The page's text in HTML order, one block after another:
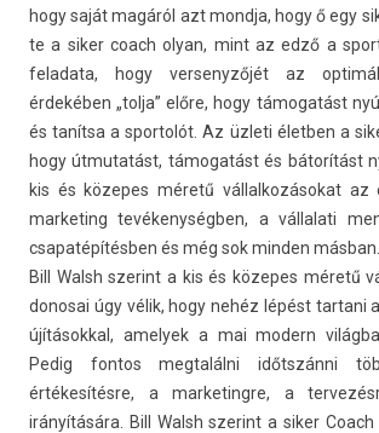
hogy saját magáról azt mondja, hogy ő egy
te a siker coach olyan, mint az edző a
feladata, hogy ver­senyzőjét az
érdekében „tolja” előre, hogy támogatást
és tanítsa a spor­tolót. Az üzleti életb­en a
hogy útmutatást, támogatást és bátorítást
kis és közepes méretű vál­lalkozásokat az
mar­ket­ing tevékenységben, a vál­lalati
csapatépítésb­en és még sok mind­en másban.
Bill Walsh szerint a kis és közepes méretű
donosai úgy vélik, hogy nehéz lépést tar­tani
újításokk­al, amelyek a mai modern
Pedig fon­tos meg­talál­ni időtszánni
értékesítésre, a mar­ketingre, a
irányítására. Bill Walsh szerint a siker